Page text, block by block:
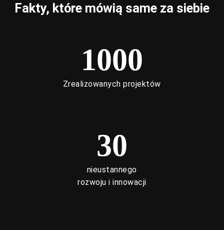
Fakty, które mówią same za siebie
1000
Zrealizowanych projektów
30
nieustannego
rozwoju i innowacji